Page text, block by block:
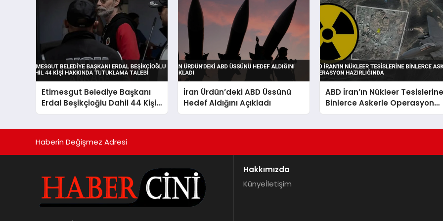
Etimesgut Belediye Başkanı
Erdal Beşikçioğlu Dahil 44 Kişi
Hakkında Tutuklama Talebi
İran Ürdün’deki ABD Üssünü
Hedef Aldığını Açıkladı
ABD İran’ın Nükleer
Binlerce Askerle Operasyon
Hazırlığında
Haberin Değişmez Adresi
Hakkımızda
Künyeİletişim